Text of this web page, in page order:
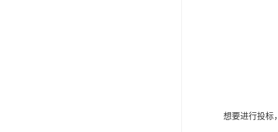
想要进行投标